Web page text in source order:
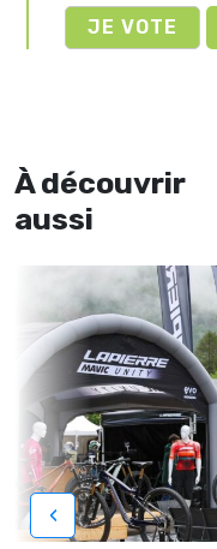
À découvrir
aussi
‹